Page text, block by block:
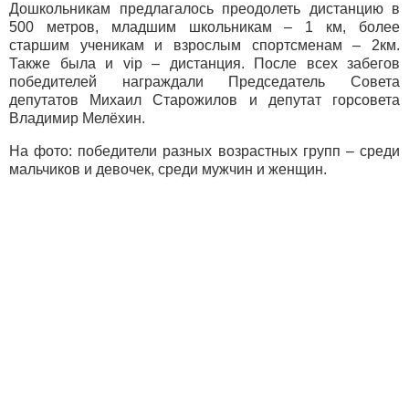
Дошкольникам предлагалось преодолеть дистанцию в
500 метров, младшим школьникам – 1 км, более
старшим ученикам и взрослым спортсменам – 2км.
Также была и vip – дистанция. После всех забегов
победителей награждали Председатель Совета
депутатов Михаил Старожилов и депутат горсовета
Владимир Мелёхин.
На фото: победители разных возрастных групп – среди
мальчиков и девочек, среди мужчин и женщин.